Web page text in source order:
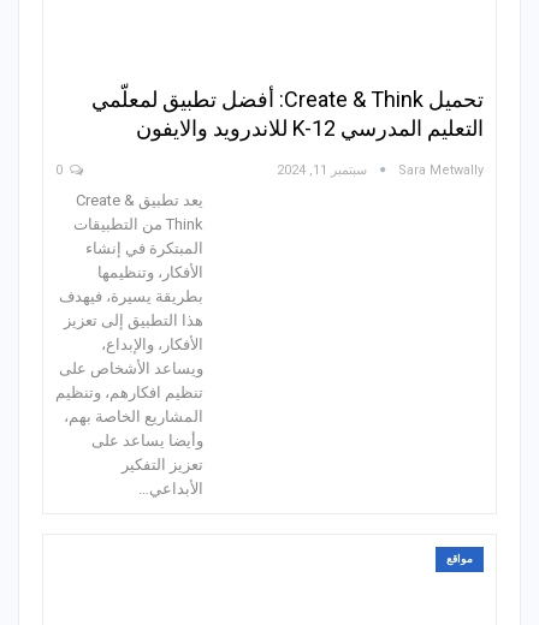
تحميل Create & Think: أفضل تطبيق لمعلّمي
التعليم المدرسي K-12 للاندرويد والايفون
Sara Metwally سبتمبر 11, 2024
يعد تطبيق Create &
Think من التطبيقات
المبتكرة في إنشاء
الأفكار، وتنظيمها
بطريقة يسيرة، فيهدف
هذا التطبيق إلى تعزيز
الأفكار، والإبداع،
ويساعد الأشخاص على
تنظيم افكارهم، وتنظيم
المشاريع الخاصة بهم،
وأيضا يساعد على
تعزيز التفكير
الأبداعي…
مواقع